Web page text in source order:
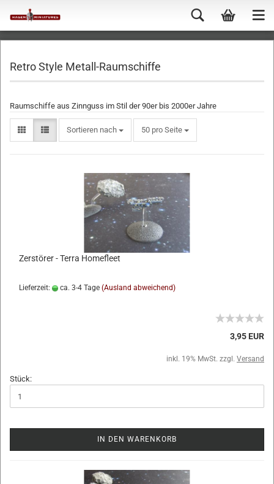
Retro Style Metall-Raumschiffe
Raumschiffe aus Zinnguss im Stil der 90er bis 2000er Jahre
Sortieren nach 50 pro Seite
Zerstörer - Terra Homefleet
Lieferzeit: ca. 3-4 Tage (Ausland abweichend)
3,95 EUR
inkl. 19% MwSt. zzgl. Versand
Stück:
IN DEN WARENKORB